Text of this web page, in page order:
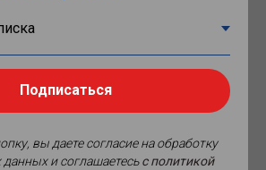
властей, государственных
режима подразделения
безопасности и
на территорию ОТИ и ТС,
финансовые затраты.
Подписаться
вы даете согласие на обработку
и соглашаетесьc политикой